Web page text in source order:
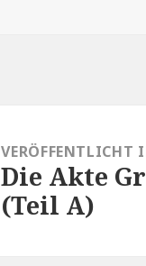
VERÖFFENTLICHT
Die Akte
(Teil A)